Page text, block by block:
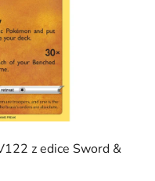
z edice Sword &